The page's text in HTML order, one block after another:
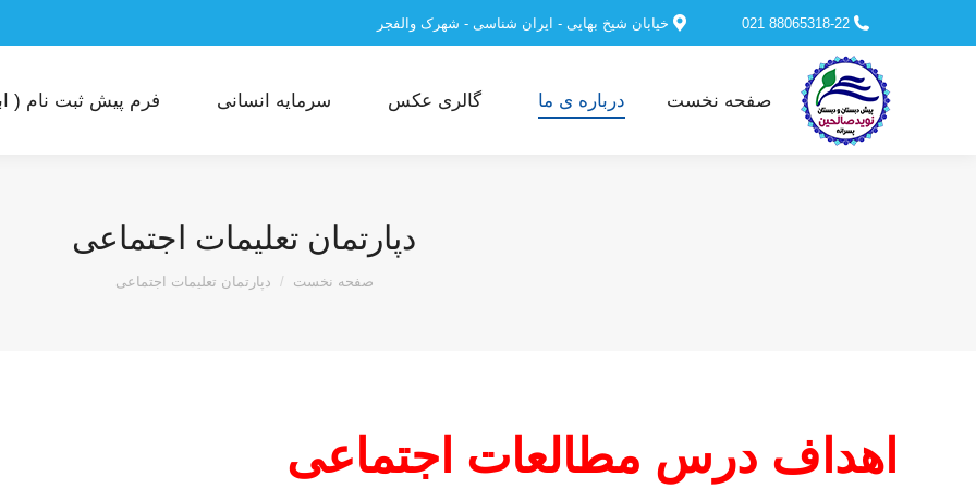
88065318-22 021 خیابان شیخ بهایی - ایران شناسی - شهرک والفجر
صفحه نخست درباره ی ما گالری عکس سرمایه انسانی فرم پیش ثبت نام (
دپارتمان تعلیمات اجتماعی
صفحه نخست دپارتمان تعلیمات اجتماعی
اهداف درس مطالعات اجتماعی